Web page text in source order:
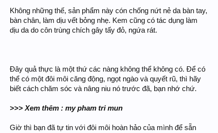
Không những thế, sản phẩm này cón chống nứt nẻ da bàn tay,
bàn chân, làm dịu vết bỏng nhẹ. Kem cũng có tác dụng làm
dịu da do côn trùng chích gây tấy đỏ, ngứa rát.
Đây quả thực là một thứ các nàng không thể không có. Để có
thể có một đôi môi căng động, ngọt ngào và quyết rũ, thì hãy
biết cách chăm sóc và nâng niu nó trước đã, bạn nhớ chứ.
>>> Xem thêm : my pham tri mun
Giờ thì bạn đã tự tin với đôi môi hoàn hảo của mình để sẵn